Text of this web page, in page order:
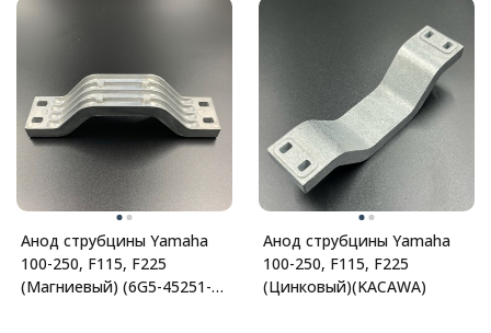
Анод струбцины Yamaha
100-250, F115, F225
(Магниевый) (6G5-45251-
Анод струбцины Yamaha
100-250, F115, F225
(Цинковый)(KACAWA)